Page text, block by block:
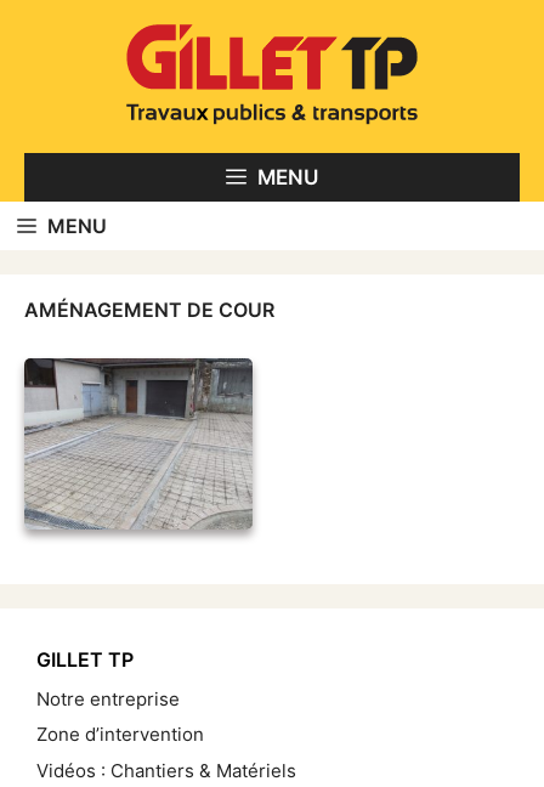
MENU
MENU
AMÉNAGEMENT DE COUR
GILLET TP
Notre entreprise
Zone d’intervention
Vidéos : Chantiers & Matériels